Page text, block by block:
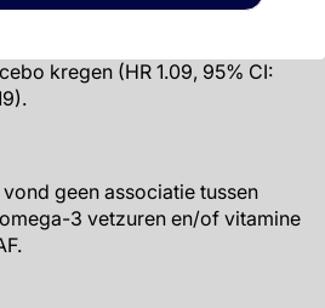
kregen (HR 1.09, 95% CI:
geen associatie tussen
3 vetzuren en/of vitamine